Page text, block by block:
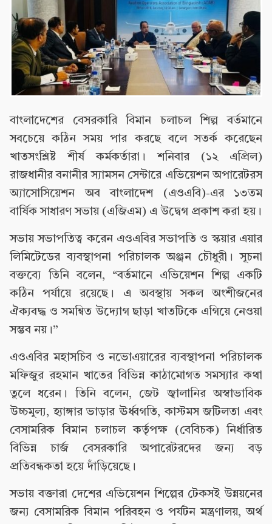
বাংলাদেশের বেসরকারি বিমান চলাচল শিল্প বর্তমানে
সবচেয়ে কঠিন সময় পার করছে বলে সতর্ক করেছেন
খাতসংশ্লিষ্ট শীর্ষ কর্মকর্তারা। শনিবার (১২ এপ্রিল)
রাজধানীর বনানীর স্যামসন সেন্টারে এভিয়েশন অপারেটরস
অ্যাসোসিয়েশন অব বাংলাদেশ (এওএবি)-এর ১৩তম
বার্ষিক সাধারণ সভায় (এজিএম) এ উদ্বেগ প্রকাশ করা হয়।
সভায় সভাপতিত্ব করেন এওএবির সভাপতি ও স্কয়ার এয়ার
লিমিটেডের ব্যবস্থাপনা পরিচালক অঞ্জন চৌধুরী। সূচনা
বক্তব্যে তিনি বলেন, “বর্তমানে এভিয়েশন শিল্প একটি
কঠিন পর্যায়ে রয়েছে। এ অবস্থায় সকল অংশীজনের
ঐক্যবদ্ধ ও সমন্বিত উদ্যোগ ছাড়া খাতটিকে এগিয়ে নেওয়া
সম্ভব নয়।”
এওএবির মহাসচিব ও নভোএয়ারের ব্যবস্থাপনা পরিচালক
মফিজুর রহমান খাতের বিভিন্ন কাঠামোগত সমস্যার কথা
তুলে ধরেন। তিনি বলেন, জেট জ্বালানির অস্বাভাবিক
উচ্চমূল্য, হ্যাঙ্গার ভাড়ার ঊর্ধ্বগতি, কাস্টমস জটিলতা এবং
বেসামরিক বিমান চলাচল কর্তৃপক্ষ (বেবিচক) নির্ধারিত
বিভিন্ন চার্জ বেসরকারি অপারেটরদের জন্য বড়
প্রতিবন্ধকতা হয়ে দাঁড়িয়েছে।
সভায় বক্তারা দেশের এভিয়েশন শিল্পের টেকসই উন্নয়নের
জন্য বেসামরিক বিমান পরিবহন ও পর্যটন মন্ত্রণালয়, অর্থ